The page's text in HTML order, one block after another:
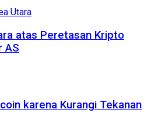
atas Peretasan Kripto
AS
karena Kurangi Tekanan